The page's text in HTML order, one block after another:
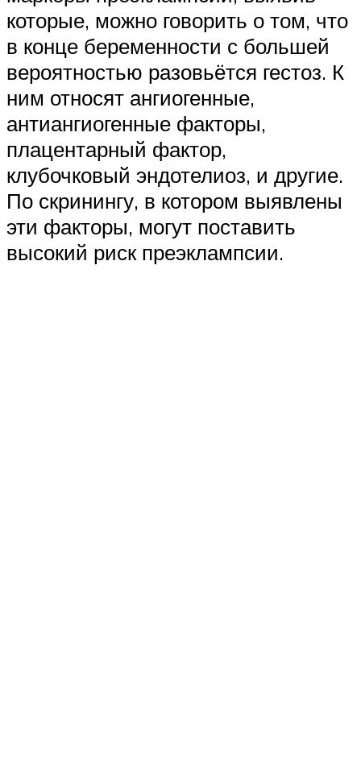
которые, можно говорить о том, что
в конце беременности с большей
вероятностью разовьётся гестоз. К
ним относят ангиогенные,
антиангиогенные факторы,
плацентарный фактор,
клубочковый эндотелиоз, и другие.
По скринингу, в котором выявлены
эти факторы, могут поставить
высокий риск преэклампсии.